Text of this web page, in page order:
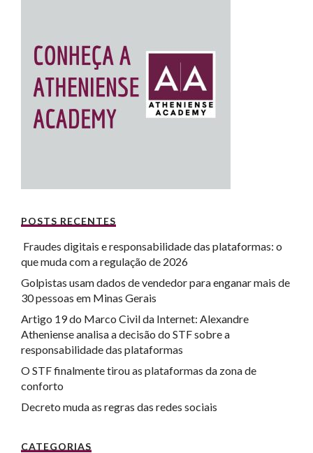
POSTS RECENTES
Fraudes digitais e responsabilidade das plataformas: o
que muda com a regulação de 2026
Golpistas usam dados de vendedor para enganar mais de
30 pessoas em Minas Gerais
Artigo 19 do Marco Civil da Internet: Alexandre
Atheniense analisa a decisão do STF sobre a
responsabilidade das plataformas
O STF finalmente tirou as plataformas da zona de
conforto
Decreto muda as regras das redes sociais
CATEGORIAS